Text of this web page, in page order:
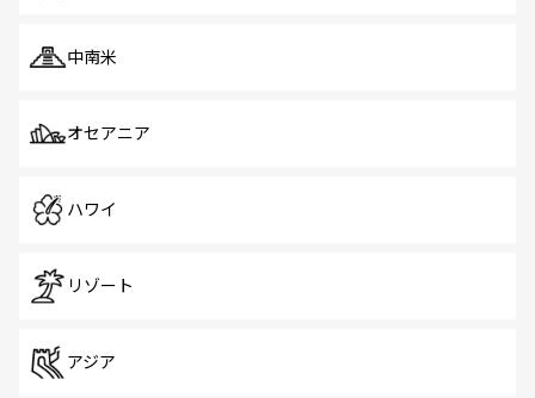
中南米
オセアニア
ハワイ
リゾート
アジア